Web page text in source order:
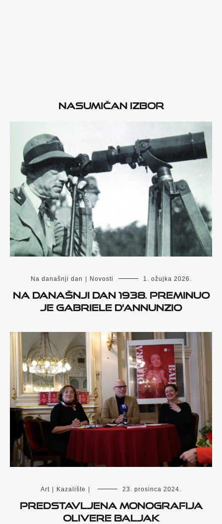
Nasumičan izbor
Na današnji dan | Novosti 1. ožujka 2026.
Na današnji dan 1938. preminuo
je Gabriele D’Annunzio
Art | Kazalište | 23. prosinca 2024.
Predstavljena monografija
Olivere Baljak